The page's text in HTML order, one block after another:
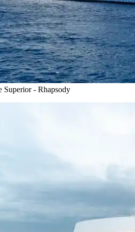
Superior - Rhapsody